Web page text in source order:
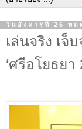
วันอังคารที่ 26 พ
เล่นจริง เจ็
‘ศรีอโยธยา